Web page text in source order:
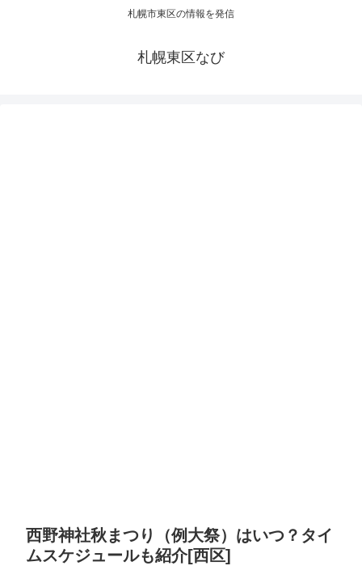
札幌市東区の情報を発信
札幌東区なび
西野神社秋まつり（例大祭）はいつ？タイ
ムスケジュールも紹介[西区]